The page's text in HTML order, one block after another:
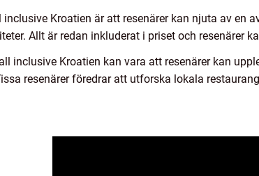
inclusive Kroatien är att resenärer kan njuta av en
Allt är redan inkluderat i priset och resenärer
inclusive Kroatien kan vara att resenärer kan
resenärer föredrar att utforska lokala